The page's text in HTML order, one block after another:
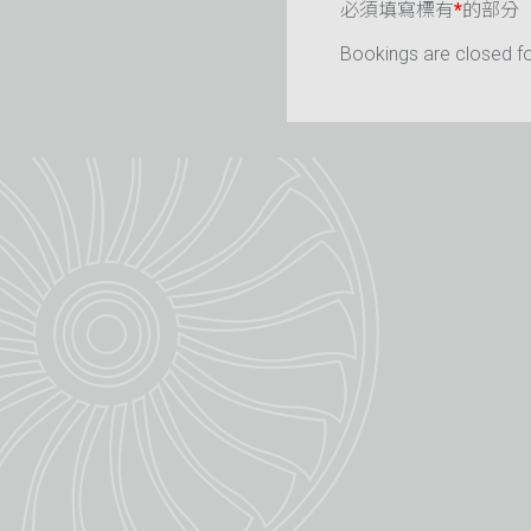
必須填寫標有*的部分
Bookings are closed